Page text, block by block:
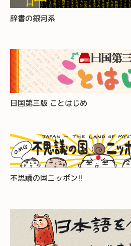
辞書の銀河系
日国第三版 ことはじめ
不思議の国ニッポン!!